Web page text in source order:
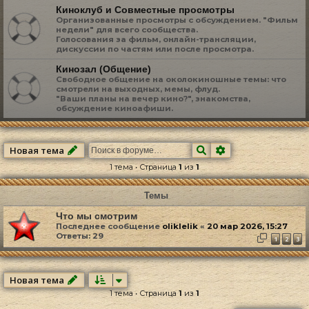
Киноклуб и Совместные просмотры
Организованные просмотры с обсуждением. "Фильм
недели" для всего сообщества.
Голосования за фильм, онлайн-трансляции,
дискуссии по частям или после просмотра.
Кинозал (Общение)
Свободное общение на околокиношные темы: что
смотрели на выходных, мемы, флуд.
"Ваши планы на вечер кино?", знакомства,
обсуждение киноафиши.
Новая тема ПоискРасширенный
1 тема • Страница1из1
Темы
Что мы смотрим
Последнее сообщение oliklelik«20 мар 2026, 15:27
Ответы: 29 1 2 3
Новая тема
1 тема • Страница1из 1